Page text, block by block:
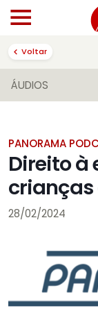
Voltar
ÁUDIOS
PANORAMA
Direito à
28/02/2024